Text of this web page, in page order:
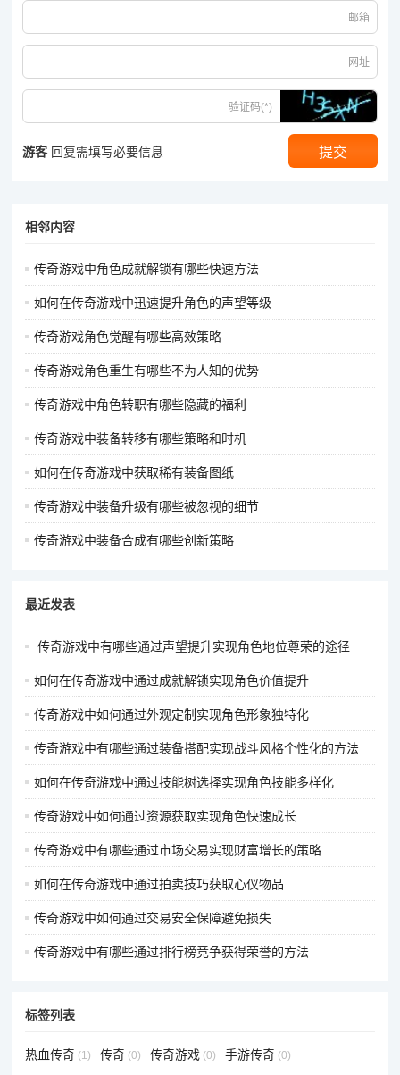
邮箱
网址
验证码(*)
游客 回复需填写必要信息
相邻内容
传奇游戏中角色成就解锁有哪些快速方法
如何在传奇游戏中迅速提升角色的声望等级
传奇游戏角色觉醒有哪些高效策略
传奇游戏角色重生有哪些不为人知的优势
传奇游戏中角色转职有哪些隐藏的福利
传奇游戏中装备转移有哪些策略和时机
如何在传奇游戏中获取稀有装备图纸
传奇游戏中装备升级有哪些被忽视的细节
传奇游戏中装备合成有哪些创新策略
最近发表
传奇游戏中有哪些通过声望提升实现角色地位尊荣的途径
如何在传奇游戏中通过成就解锁实现角色价值提升
传奇游戏中如何通过外观定制实现角色形象独特化
传奇游戏中有哪些通过装备搭配实现战斗风格个性化的方法
如何在传奇游戏中通过技能树选择实现角色技能多样化
传奇游戏中如何通过资源获取实现角色快速成长
传奇游戏中有哪些通过市场交易实现财富增长的策略
如何在传奇游戏中通过拍卖技巧获取心仪物品
传奇游戏中如何通过交易安全保障避免损失
传奇游戏中有哪些通过排行榜竞争获得荣誉的方法
标签列表
热血传奇 (1) 传奇 (0) 传奇游戏 (0) 手游传奇 (0)